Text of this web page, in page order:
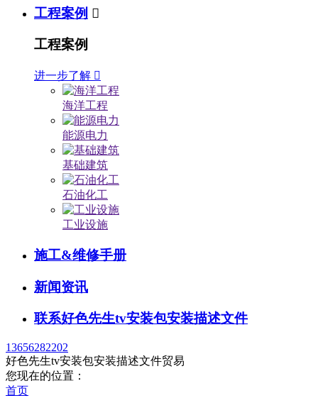
工程案例 
工程案例
进一步了解 
海洋工程
能源电力
基础建筑
石油化工
工业设施
施工&维修手册
新闻资讯
联系好色先生tv安装包安装描述文件
13656282202
好色先生tv安装包安装描述文件贸易
您现在的位置：
首页